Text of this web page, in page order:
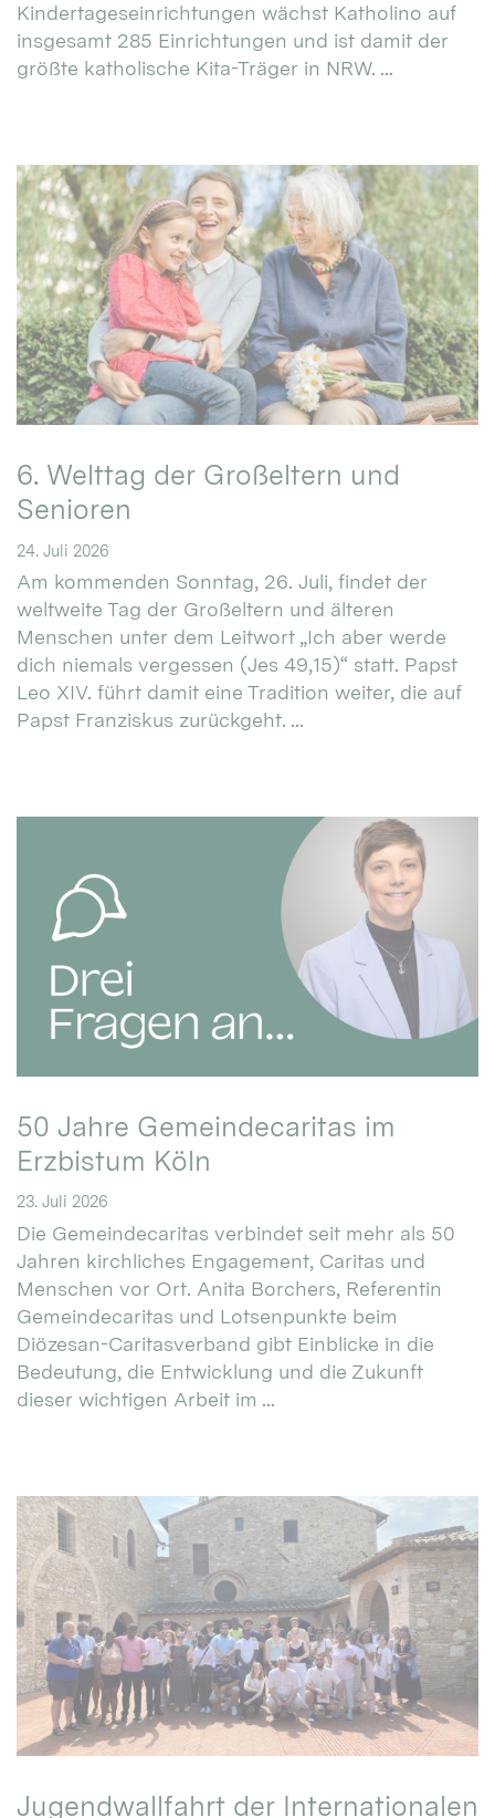
Kindertageseinrichtungen wächst Katholino auf
insgesamt 285 Einrichtungen und ist damit der
größte katholische Kita-Träger in NRW. ...
6. Welttag der Großeltern und
Senioren
24. Juli 2026
Am kommenden Sonntag, 26. Juli, findet der
weltweite Tag der Großeltern und älteren
Menschen unter dem Leitwort „Ich aber werde
dich niemals vergessen (Jes 49,15)“ statt. Papst
Leo XIV. führt damit eine Tradition weiter, die auf
Papst Franziskus zurückgeht. ...
50 Jahre Gemeindecaritas im
Erzbistum Köln
23. Juli 2026
Die Gemeindecaritas verbindet seit mehr als 50
Jahren kirchliches Engagement, Caritas und
Menschen vor Ort. Anita Borchers, Referentin
Gemeindecaritas und Lotsenpunkte beim
Diözesan-Caritasverband gibt Einblicke in die
Bedeutung, die Entwicklung und die Zukunft
dieser wichtigen Arbeit im ...
Jugendwallfahrt der Internationalen